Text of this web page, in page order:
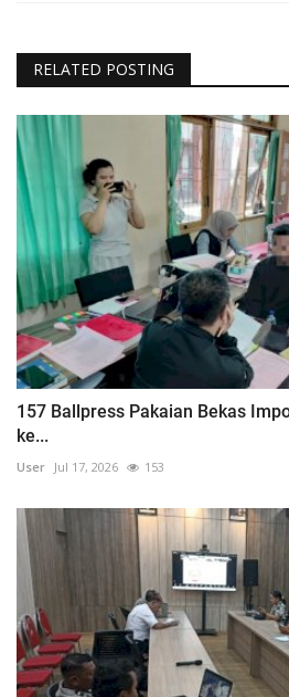
RELATED POSTING
157 Ballpress Pakaian Bekas
ke...
User Jul 17, 2026 153